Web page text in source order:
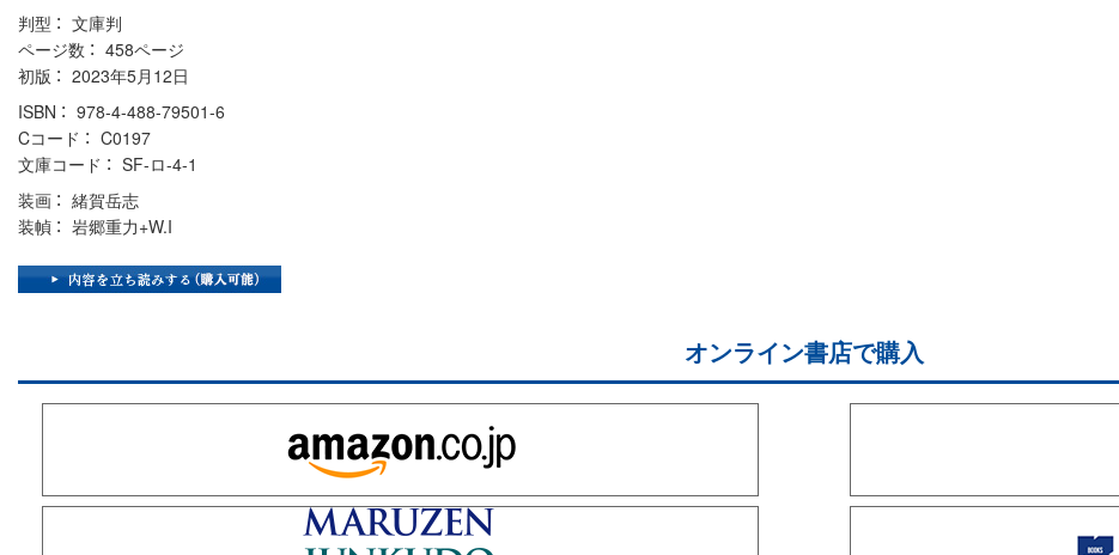
判型
文庫判
ページ数
458ページ
初版
2023年5月12日
ISBN
978-4-488-79501-6
Cコード
C0197
文庫コード
SF-ロ-4-1
装画
緒賀岳志
装幀
岩郷重力+W.I
オンライン書店で購入